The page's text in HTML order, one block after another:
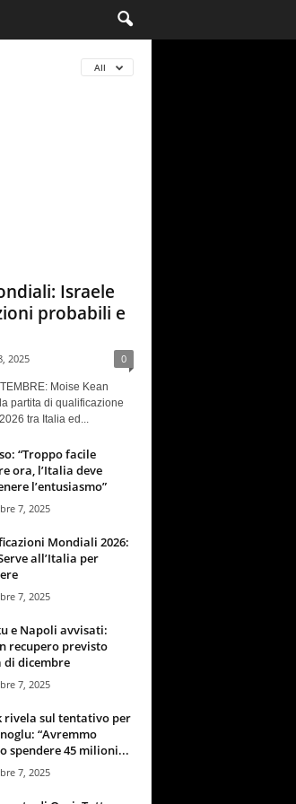
All
Israele
probabili e
2025 0
Moise Kean
partita di qualificazione
tra Italia ed...
“Troppo facile
ora, l’Italia deve
l’entusiasmo”
7, 2025
Mondiali 2026:
all’Italia per
7, 2025
e Napoli avvisati:
recupero previsto
di dicembre
7, 2025
rivela sul tentativo per
“Avremmo
spendere 45 milioni...
7, 2025